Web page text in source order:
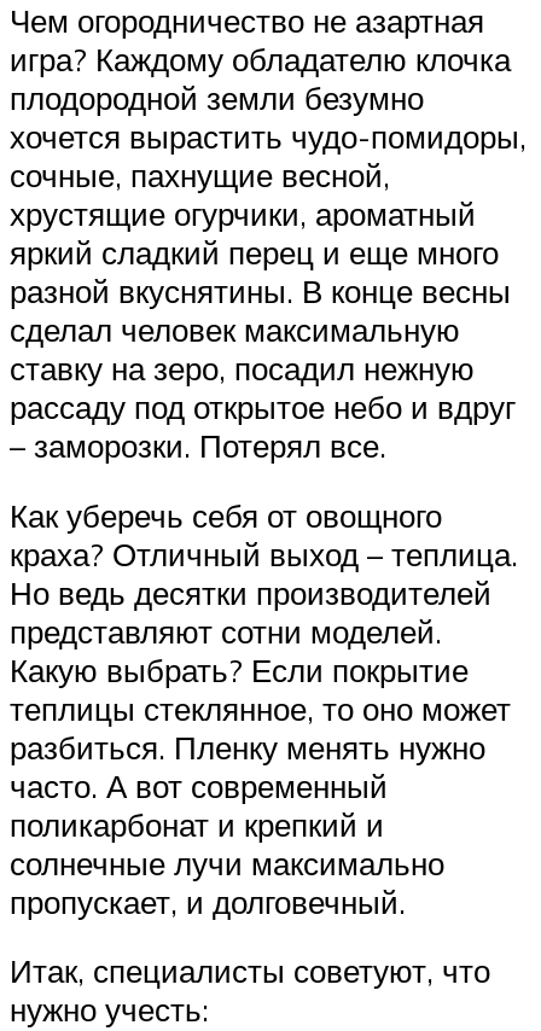
Чем огородничество не азартная
игра? Каждому обладателю клочка
плодородной земли безумно
хочется вырастить чудо-помидоры,
сочные, пахнущие весной,
хрустящие огурчики, ароматный
яркий сладкий перец и еще много
разной вкуснятины. В конце весны
сделал человек максимальную
ставку на зеро, посадил нежную
рассаду под открытое небо и вдруг
– заморозки. Потерял все.
Как уберечь себя от овощного
краха? Отличный выход – теплица.
Но ведь десятки производителей
представляют сотни моделей.
Какую выбрать? Если покрытие
теплицы стеклянное, то оно может
разбиться. Пленку менять нужно
часто. А вот современный
поликарбонат и крепкий и
солнечные лучи максимально
пропускает, и долговечный.
Итак, специалисты советуют, что
нужно учесть: